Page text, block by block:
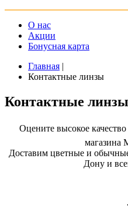
О нас
Акции
Бонусная карта
Главная |
Контактные линзы
Контактные линзы
Оцените высокое качество
магазина
Доставим цветные и
Дону и